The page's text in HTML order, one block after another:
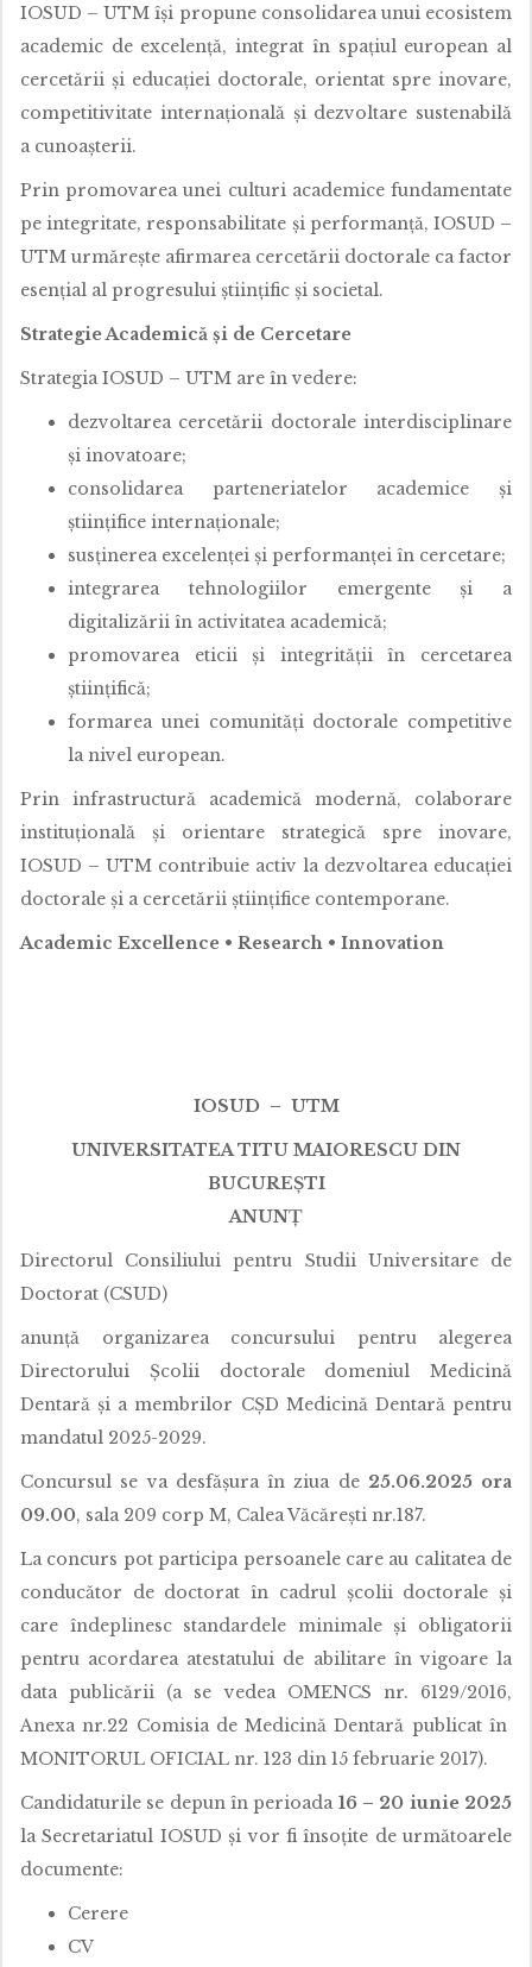
IOSUD – UTM își propune consolidarea unui ecosistem
academic de excelență, integrat în spațiul european al
cercetării și educației doctorale, orientat spre inovare,
competitivitate internațională și dezvoltare sustenabilă
a cunoașterii.
Prin promovarea unei culturi academice fundamentate
pe integritate, responsabilitate și performanță, IOSUD –
UTM urmărește afirmarea cercetării doctorale ca factor
esențial al progresului științific și societal.
Strategie Academică și de Cercetare
Strategia IOSUD – UTM are în vedere:
dezvoltarea cercetării doctorale interdisciplinare
și inovatoare;
consolidarea parteneriatelor academice și
științifice internaționale;
susținerea excelenței și performanței în cercetare;
integrarea tehnologiilor emergente și a
digitalizării în activitatea academică;
promovarea eticii și integrității în cercetarea
științifică;
formarea unei comunități doctorale competitive
la nivel european.
Prin infrastructură academică modernă, colaborare
instituțională și orientare strategică spre inovare,
IOSUD – UTM contribuie activ la dezvoltarea educației
doctorale și a cercetării științifice contemporane.
Academic Excellence • Research • Innovation
IOSUD – UTM
UNIVERSITATEA TITU MAIORESCU DIN
BUCUREȘTI
ANUNȚ
Directorul Consiliului pentru Studii Universitare de
Doctorat (CSUD)
anunță organizarea concursului pentru alegerea
Directorului Școlii doctorale domeniul Medicină
Dentară și a membrilor CȘD Medicină Dentară pentru
mandatul 2025-2029.
Concursul se va desfășura în ziua de 25.06.2025 ora
09.00, sala 209 corp M, Calea Văcărești nr.187.
La concurs pot participa persoanele care au calitatea de
conducător de doctorat în cadrul școlii doctorale și
care îndeplinesc standardele minimale și obligatorii
pentru acordarea atestatului de abilitare în vigoare la
data publicării (a se vedea OMENCS nr. 6129/2016,
Anexa nr.22 Comisia de Medicină Dentară publicat în
MONITORUL OFICIAL nr. 123 din 15 februarie 2017).
Candidaturile se depun în perioada 16 – 20 iunie 2025
la Secretariatul IOSUD și vor fi însoțite de următoarele
documente:
Cerere
CV